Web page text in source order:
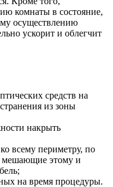
комнаты в состояние,
осуществлению
ускорит и облегчит
средств на
из зоны
накрыть
всему периметру, по
мешающие этому и
на время процедуры.